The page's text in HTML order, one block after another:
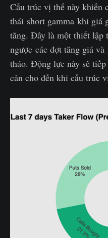
Cấu trúc vị thế này khiến
thái short gamma khi giá
tăng. Đây là một thiết lập
ngược các đợt tăng giá
tháo. Động lực này sẽ
cản cho đến khi cấu trúc